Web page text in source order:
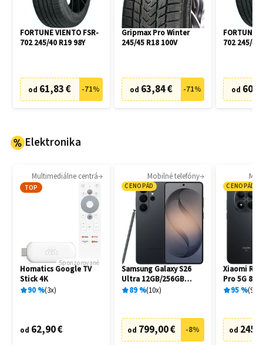
FORTUNE VIENTO FSR-
702 245/40 R19 98Y
od 61,83 € -71%
Gripmax Pro Winter
245/45 R18 100V
od 63,84 € -71%
FORTUNE
702 245/45
od
Elektronika
Multimediálne centrá
TOP
Sponzorované
Homatics Google TV
Stick 4K
90% 3x
od 62,90 €
Mobilné telefóny
CENOPÁD
Samsung Galaxy S26
Ultra 12GB/256GB
S948B Black
89% 10x
od 799,00 € -8%
CENOPÁD
Xiaomi
Pro 5G
Black
95% 94
od